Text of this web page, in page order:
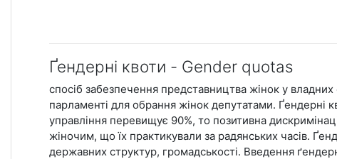
Ґендерні квоти - Gender quotas
спосіб забезпечення представництва жінок у
парламенті для обрання жінок депутатами. Ґендерні
управління перевищує 90%, то позитивна
жіночим, що їх практикували за радянських часів.
державних структур, громадськості. Введення